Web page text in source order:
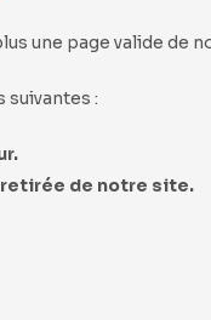
une page valide de
suivantes :
de notre site.